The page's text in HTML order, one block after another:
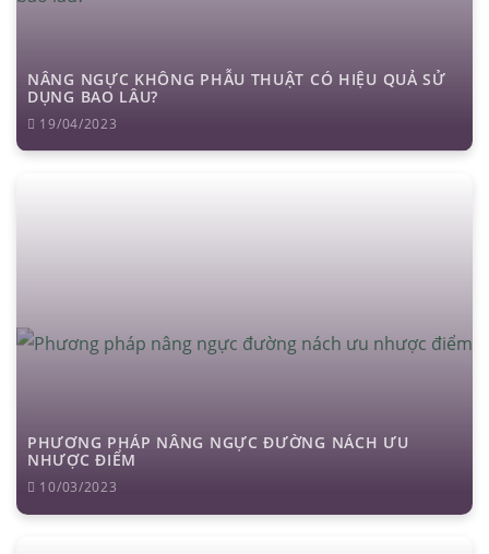
NÂNG NGỰC KHÔNG PHẪU THUẬT CÓ HIỆU QUẢ SỬ
DỤNG BAO LÂU?
19/04/2023
PHƯƠNG PHÁP NÂNG NGỰC ĐƯỜNG NÁCH ƯU
NHƯỢC ĐIỂM
10/03/2023